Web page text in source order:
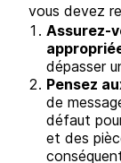
vous devez
Assurez-
dépasser
Pensez
de
défaut
et des